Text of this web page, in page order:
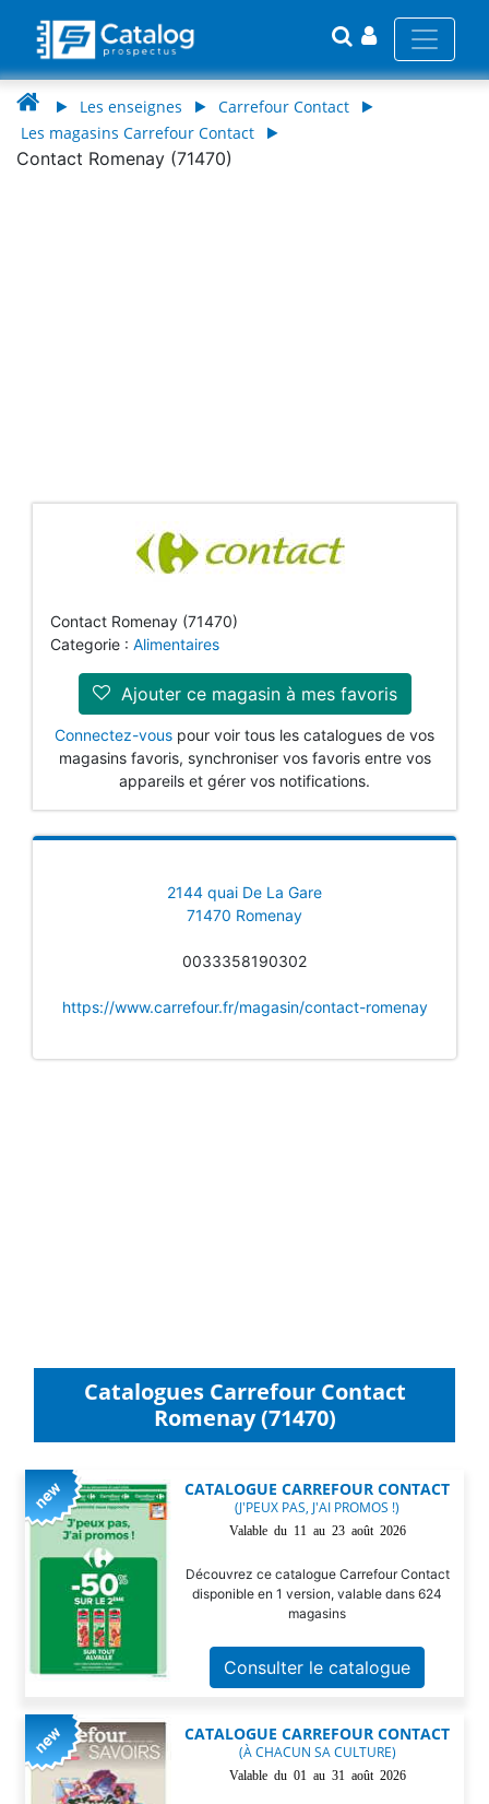
Les enseignes
Carrefour Contact
Les magasins Carrefour Contact
Contact Romenay (71470)
Contact Romenay (71470)
Categorie : Alimentaires
Ajouter ce magasin à mes favoris
Connectez-vous pour voir tous les catalogues de vos
magasins favoris, synchroniser vos favoris entre vos
appareils et gérer vos notifications.
2144 quai De La Gare
71470 Romenay
0033358190302
https://www.carrefour.fr/magasin/contact-romenay
Catalogues Carrefour Contact
Romenay (71470)
CATALOGUE CARREFOUR CONTACT
(J'PEUX PAS, J'AI PROMOS !)
Valable du 11 au 23 août 2026
Découvrez ce catalogue Carrefour Contact
disponible en 1 version, valable dans 624
magasins
Consulter le catalogue
CATALOGUE CARREFOUR CONTACT
(À CHACUN SA CULTURE)
Valable du 01 au 31 août 2026